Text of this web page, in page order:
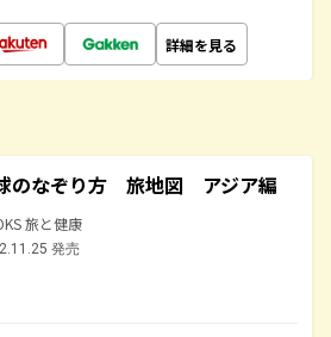
詳細を見る
のなぞり方 旅地図 アジア編
旅と健康
発売